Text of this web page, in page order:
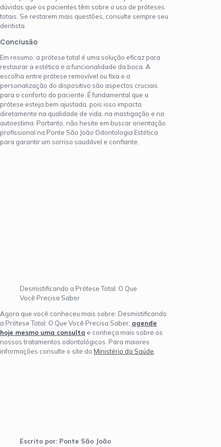
dúvidas que os pacientes têm sobre o uso de próteses
totais. Se restarem mais questões, consulte sempre seu
dentista.
Conclusão
Em resumo, a prótese total é uma solução eficaz para
restaurar a estética e a funcionalidade da boca. A
escolha entre prótese removível ou fixa e a
personalização do dispositivo são aspectos cruciais
para o conforto do paciente. É fundamental que a
prótese esteja bem ajustada, pois isso impacta
diretamente na qualidade de vida, na mastigação e na
autoestima. Portanto, não hesite em buscar orientação
profissional na Ponte São João Odontologia Estética
para garantir um sorriso saudável e confiante.
Desmistificando a Prótese Total: O Que
Você Precisa Saber
Agora que você conheceu mais sobre: Desmistificando
a Prótese Total: O Que Você Precisa Saber, agende
hoje mesmo uma consulta e conheça mais sobre os
nossos tratamentos odontológicos. Para maiores
informações consulte o site do Ministério da Saúde
Escrito por: Ponte São João